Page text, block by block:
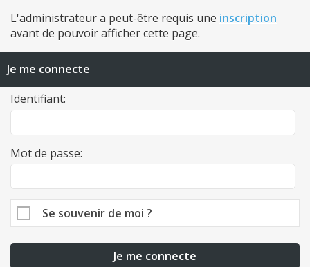
L'administrateur a peut-être requis une inscription
avant de pouvoir afficher cette page.
Je me connecte
Identifiant:
Mot de passe:
Se souvenir de moi ?
Je me connecte